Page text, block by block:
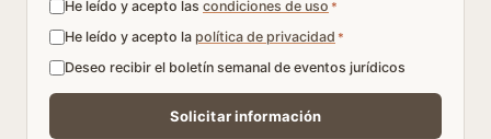
He leído y acepto las condiciones de uso *
He leído y acepto la política de privacidad *
Deseo recibir el boletín semanal de eventos jurídicos